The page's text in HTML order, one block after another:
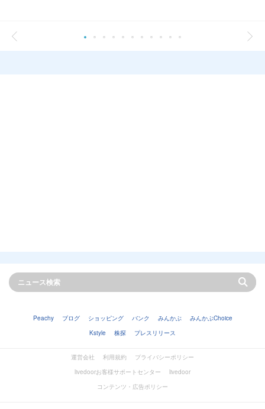
Peachy ブログ ショッピング バンク みんかぶ
みんかぶChoice
Kstyle
株探 プレスリリース
運営会社 利用規約
プライバシーポリシー
livedoorお客様サポートセンター
livedoor
コンテンツ・広告ポリシー